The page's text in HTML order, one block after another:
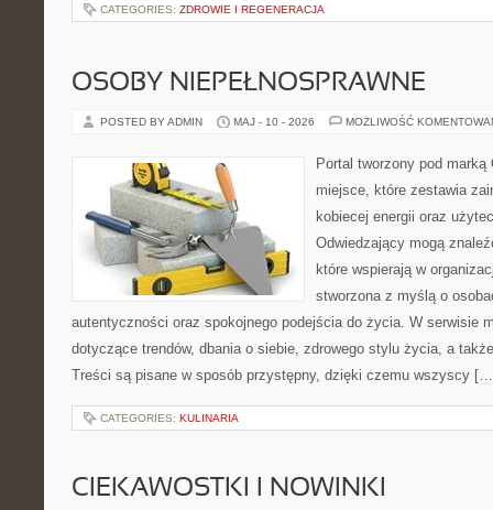
CATEGORIES: ZDROWIE I REGENERACJA
OSOBY NIEPEŁNOSPRAWNE
POSTED BY ADMIN MAJ - 10 - 2026 MOŻLIWOŚĆ
Portal tworzony pod
miejsce, które zestawia
kobiecej energii oraz
Odwiedzający mogą
które wspierają w
stworzona z myślą o
autentyczności oraz spokojnego podejścia do życia. W serwisie
dotyczące trendów, dbania o siebie, zdrowego stylu życia, a
Treści są pisane w sposób przystępny, dzięki czemu wszyscy
CATEGORIES: KULINARIA
CIEKAWOSTKI I NOWINKI